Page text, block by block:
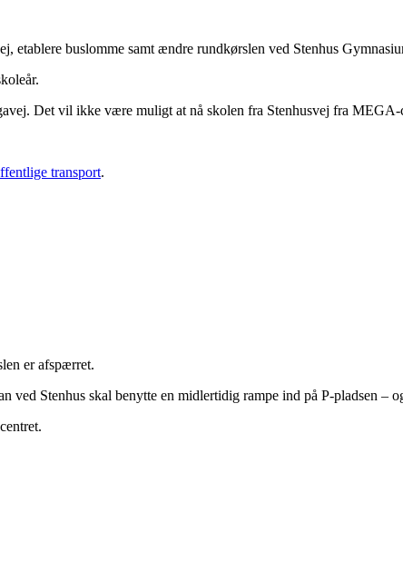
etablere buslomme samt ændre rundkørslen ved Stenhus
Det vil ikke være muligt at nå skolen fra Stenhusvej fra MEGA-
transport.
er afspærret.
Stenhus skal benytte en midlertidig rampe ind på P-pladsen